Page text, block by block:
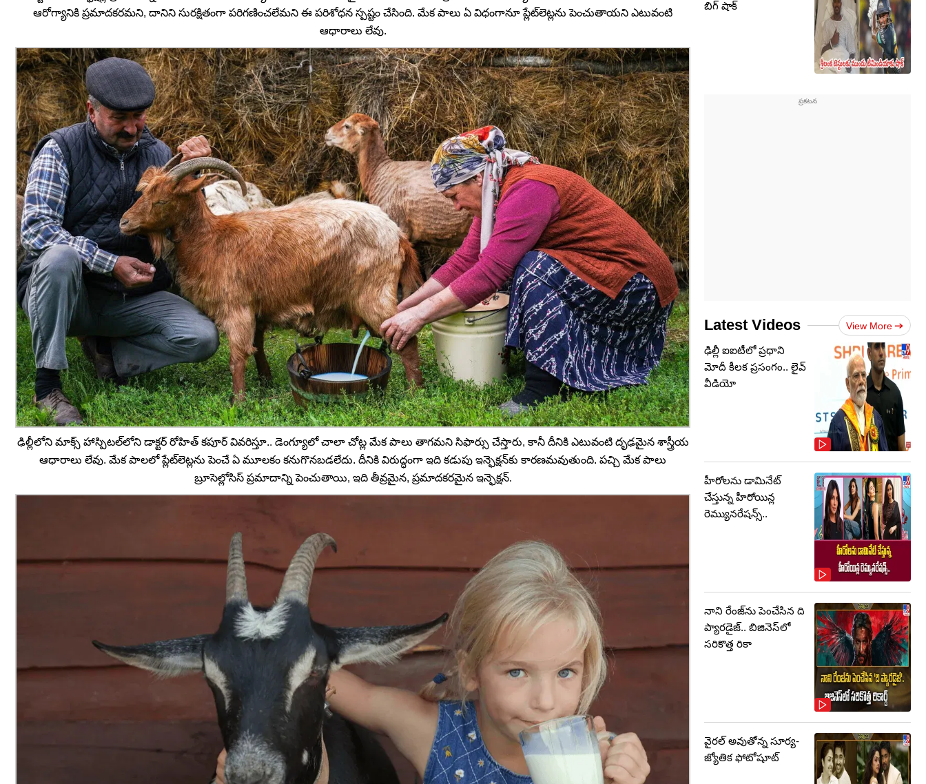
ఆరోగ్యానికి ప్రమాదకరమని, దానిని సురక్షితంగా పరిగణించలేమని ఈ పరిశోధన స్పష్టం చేసింది. మేక పాలు ఏ విధంగానూ ప్లేట్‌లెట్లను పెంచుతాయని ఎటువంటి
ఆధారాలు లేవు.
ఢిల్లీలోని మాక్స్ హాస్పిటల్‌లోని డాక్టర్ రోహిత్ కపూర్ వివరిస్తూ.. డెంగ్యూలో చాలా చోట్ల మేక పాలు తాగమని సిఫార్సు చేస్తారు, కానీ దీనికి ఎటువంటి దృఢమైన శాస్త్రీయ
ఆధారాలు లేవు. మేక పాలలో ప్లేట్‌లెట్లను పెంచే ఏ మూలకం కనుగొనబడలేదు. దీనికి విరుద్ధంగా ఇది కడుపు ఇన్ఫెక్షన్‌కు కారణమవుతుంది. పచ్చి మేక పాలు
బ్రూసెల్లోసిస్ ప్రమాదాన్ని పెంచుతాయి, ఇది తీవ్రమైన, ప్రమాదకరమైన ఇన్ఫెక్షన్.
బిగ్ షాక్
Latest Videos View More
ఢిల్లీ ఐఐటీలో ప్రధాని
మోదీ కీలక ప్రసంగం.. లైవ్
వీడియో
హీరోలను డామినేట్
చేస్తున్న హీరోయిన్ల
రెమ్యునరేషన్స్..
నాని రేంజ్‌ను పెంచేసిన ది
ప్యారడైజ్.. బిజినెస్‌లో
సరికొత్త రికా
వైరల్ అవుతోన్న సూర్య-
జ్యోతిక ఫోటోషూట్